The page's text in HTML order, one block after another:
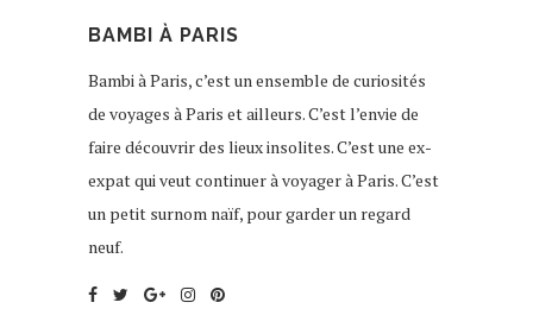
BAMBI À PARIS
Bambi à Paris, c’est un ensemble de curiosités
de voyages à Paris et ailleurs. C’est l’envie de
faire découvrir des lieux insolites. C’est une ex-
expat qui veut continuer à voyager à Paris. C’est
un petit surnom naïf, pour garder un regard
neuf.